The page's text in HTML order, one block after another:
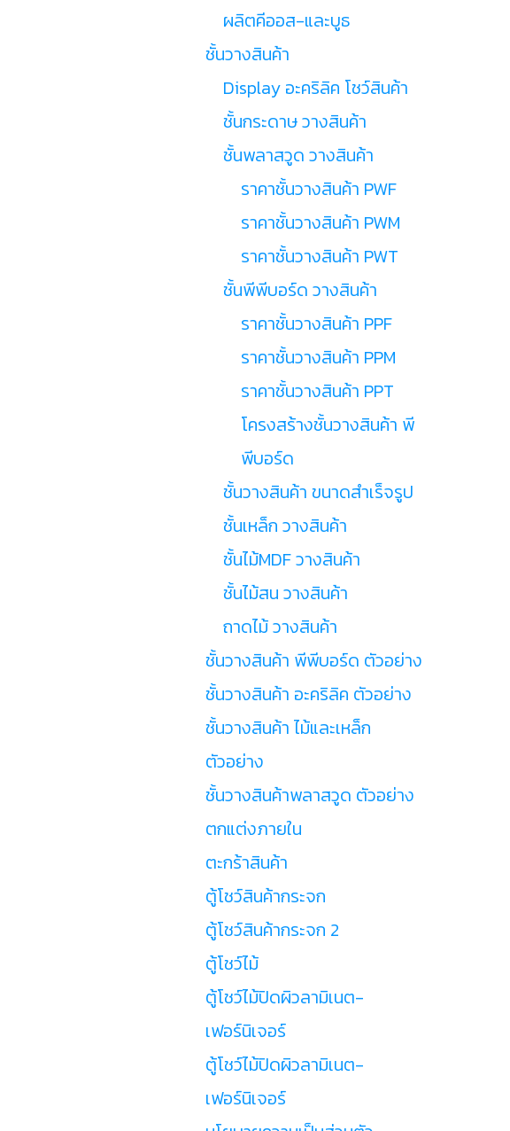
ผลิตคีออส-และบูธ
ชั้นวางสินค้า
Display อะคริลิค โชว์สินค้า
ชั้นกระดาษ วางสินค้า
ชั้นพลาสวูด วางสินค้า
ราคาชั้นวางสินค้า PWF
ราคาชั้นวางสินค้า PWM
ราคาชั้นวางสินค้า PWT
ชั้นพีพีบอร์ด วางสินค้า
ราคาชั้นวางสินค้า PPF
ราคาชั้นวางสินค้า PPM
ราคาชั้นวางสินค้า PPT
โครงสร้างชั้นวางสินค้า พี
พีบอร์ด
ชั้นวางสินค้า ขนาดสำเร็จรูป
ชั้นเหล็ก วางสินค้า
ชั้นไม้MDF วางสินค้า
ชั้นไม้สน วางสินค้า
ถาดไม้ วางสินค้า
ชั้นวางสินค้า พีพีบอร์ด ตัวอย่าง
ชั้นวางสินค้า อะคริลิค ตัวอย่าง
ชั้นวางสินค้า ไม้และเหล็ก
ตัวอย่าง
ชั้นวางสินค้าพลาสวูด ตัวอย่าง
ตกแต่งภายใน
ตะกร้าสินค้า
ตู้โชว์สินค้ากระจก
ตู้โชว์สินค้ากระจก 2
ตู้โชว์ไม้
ตู้โชว์ไม้ปิดผิวลามิเนต-
เฟอร์นิเจอร์
ตู้โชว์ไม้ปิดผิวลามิเนต-
เฟอร์นิเจอร์